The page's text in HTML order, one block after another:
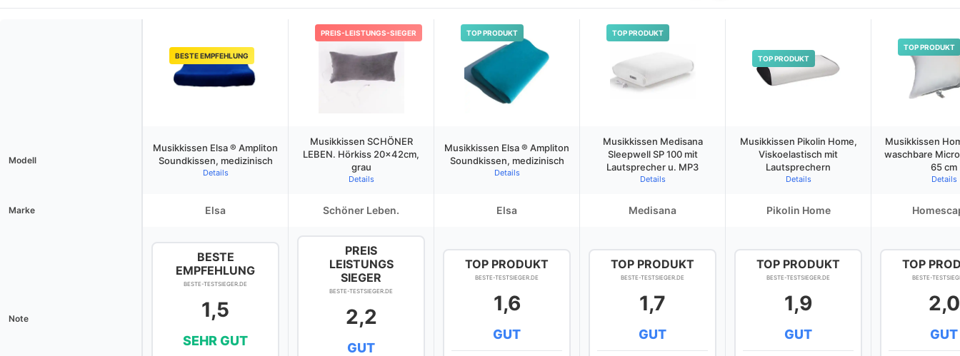
BESTE EMPFEHLUNG
PREIS-LEISTUNGS-SIEGER TOP PRODUKT TOP PRODUKT
TOP PRODUKT
TOP PRODUKT
Modell
Musikkissen Elsa ® Ampliton
Soundkissen, medizinisch
Details
Musikkissen SCHÖNER
LEBEN. Hörkiss 20x42cm,
grau
Details
Musikkissen Elsa ® Ampliton
Soundkissen, medizinisch
Details
Musikkissen Medisana
Sleepwell SP 100 mit
Lautsprecher u. MP3
Details
Musikkissen Pikolin Home,
Viskoelastisch mit
Lautsprechern
Details
Musikkissen
waschbare
65 cm
Details
Marke Elsa Schöner Leben. Elsa Medisana Pikolin Home
Note
BESTE
EMPFEHLUNG
BESTE-TESTSIEGER.DE
1,5
SEHR GUT
PREIS
LEISTUNGS
SIEGER
BESTE-TESTSIEGER.DE
2,2
GUT
TOP PRODUKT
BESTE-TESTSIEGER.DE
1,6
GUT
TOP PRODUKT
BESTE-TESTSIEGER.DE
1,7
GUT
TOP PRODUKT
BESTE-TESTSIEGER.DE
1,9
GUT
TOP
BESTE-
2,0
GUT